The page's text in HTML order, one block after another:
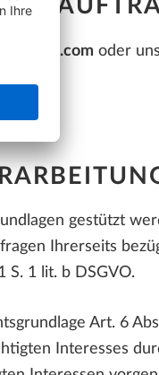
oder
gestützt
Ihrerseits
S. 1 lit. b DSGVO.
Art. 6
Interesses